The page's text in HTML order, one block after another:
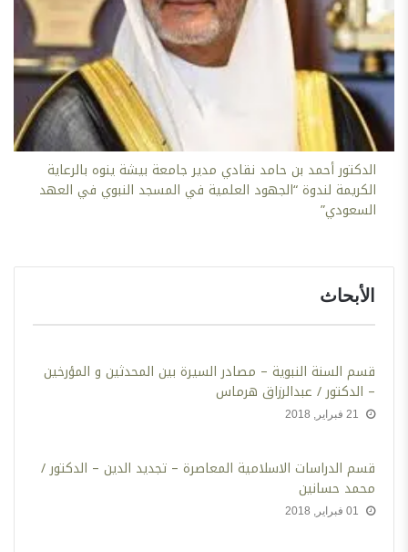
الدكتور أحمد بن حامد نقادي مدير جامعة بيشة ينوه بالرعاية
الكريمة لندوة “الجهود العلمية في المسجد النبوي في العهد
السعودي”
الأبحاث
قسم السنة النبوية – مصادر السيرة بين المحدثين و المؤرخين
– الدكتور / عبدالرزاق هرماس
‫قسم الدراسات الاسلامية المعاصرة – تجديد الدين – الدكتور /
محمد حسانين